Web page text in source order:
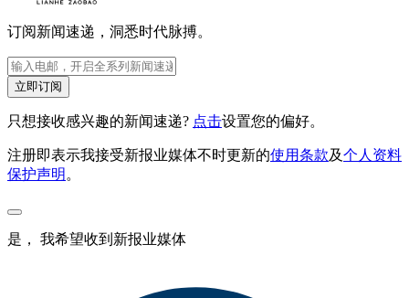
订阅新闻速递，洞悉时代脉搏。
立即订阅
只想接收感兴趣的新闻速递? 点击设置您的偏好。
注册即表示我接受新报业媒体不时更新的使用条款及个人资料
保护声明 。
是， 我希望收到新报业媒体